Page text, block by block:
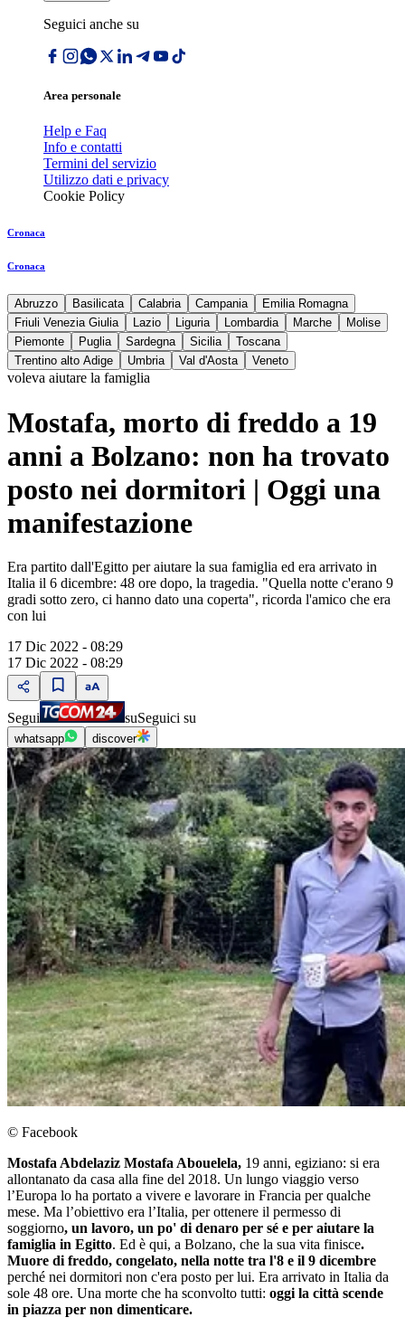
Seguici anche su
Area personale
Help e Faq
Info e contatti
Termini del servizio
Utilizzo dati e privacy
Cookie Policy
Cronaca
Cronaca
Abruzzo Basilicata Calabria Campania
Emilia Romagna
Friuli Venezia Giulia
Lazio Liguria Lombardia Marche
Molise
Piemonte
Puglia Sardegna Sicilia
Toscana
Trentino alto Adige
Umbria Val d'Aosta Veneto
voleva aiutare la famiglia
Mostafa, morto di freddo a 19
anni a Bolzano: non ha trovato
posto nei dormitori | Oggi una
manifestazione
Era partito dall'Egitto per aiutare la sua famiglia ed era arrivato in
Italia il 6 dicembre: 48 ore dopo, la tragedia. "Quella notte c'erano 9
gradi sotto zero, ci hanno dato una coperta", ricorda l'amico che era
con lui
17 Dic 2022 - 08:29
17 Dic 2022 - 08:29
Segui suSeguici su
whatsapp discover
© Facebook
Mostafa Abdelaziz Mostafa Abouelela, 19 anni, egiziano: si era
allontanato da casa alla fine del 2018. Un lungo viaggio verso
l’Europa lo ha portato a vivere e lavorare in Francia per qualche
mese. Ma l’obiettivo era l’Italia, per ottenere il permesso di
soggiorno, un lavoro, un po' di denaro per sé e per aiutare la
famiglia in Egitto. Ed è qui, a Bolzano, che la sua vita finisce.
Muore di freddo, congelato, nella notte tra l'8 e il 9 dicembre
perché nei dormitori non c'era posto per lui. Era arrivato in Italia da
sole 48 ore. Una morte che ha sconvolto tutti: oggi la città scende
in piazza per non dimenticare.